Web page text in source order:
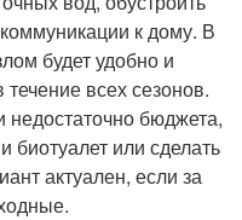
к дому. В
будет удобно и
всех сезонов.
недостаточно бюджета,
биотуалет или сделать
актуален, если за